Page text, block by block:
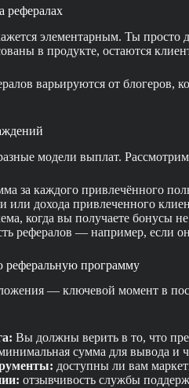
рефералах
элементарным. Ты
в продукте, остаются
варьируются от блогеров,
модели выплат.
за каждого привлечённого
или дохода привлеченного
когда вы получаете бонусы
рефералов — например, если
программу
— ключевой момент в
Вы должны верить в то, что
сумма для вывода и
доступны ли вам
отзывчивость службы